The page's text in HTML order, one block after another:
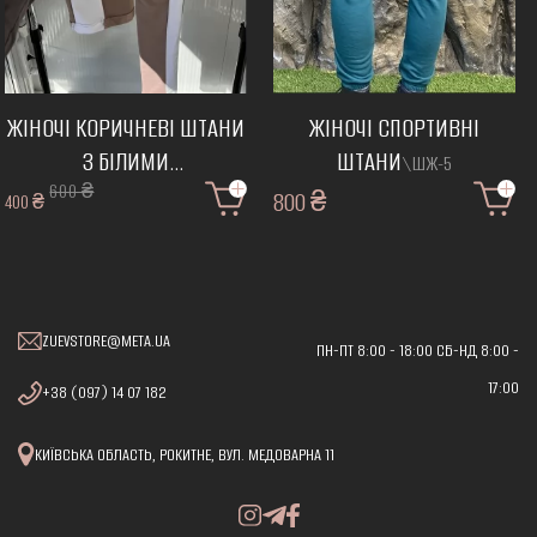
ЖІНОЧІ КОРИЧНЕВІ ШТАНИ
З БІЛИМИ
ЛАМПАСАМИ
400 ₴ 600 ₴
ЖІНОЧІ СПОРТИВНІ
ШТАНИ\ШЖ-5
800 ₴
ZUEVSTORE@META.UA
+38 (097) 14 07 182
КИЇВСЬКА ОБЛАСТЬ, РОКИТНЕ, ВУЛ. МЕДОВАРНА 11
ПН-ПТ 8:00 - 18:00 СБ-НД 8:00 -
17:00